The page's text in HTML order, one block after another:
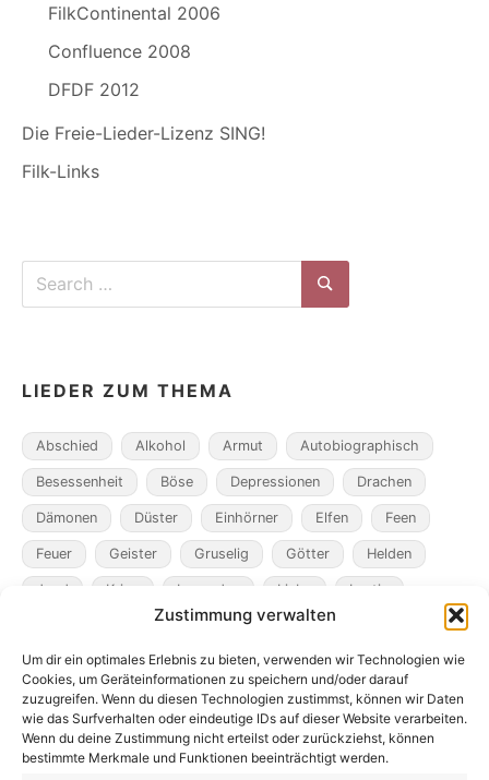
Zustimmung verwalten
Um dir ein optimales Erlebnis zu bieten, verwenden wir Technologien wie
Cookies, um Geräteinformationen zu speichern und/oder darauf
zuzugreifen. Wenn du diesen Technologien zustimmst, können wir Daten
wie das Surfverhalten oder eindeutige IDs auf dieser Website verarbeiten.
Wenn du deine Zustimmung nicht erteilst oder zurückziehst, können
bestimmte Merkmale und Funktionen beeinträchtigt werden.
FilkContinental 2006
Confluence 2008
DFDF 2012
Die Freie-Lieder-Lizenz SING!
Filk-Links
Search
Search
LIEDER ZUM THEMA
Abschied Alkohol Armut Autobiographisch
Besessenheit Böse Depressionen Drachen
Dämonen Düster Einhörner Elfen Feen
Feuer Geister Gruselig Götter Helden
Jagd Krieg Legenden Liebe Lustig
Metamorphosen Mord Pakte
Pandemie Pest Rache Rollenspiel Roman
Räuber Satire Schiffe Schräg Tiere
Tod Traum Verlust Verwechselte Identität